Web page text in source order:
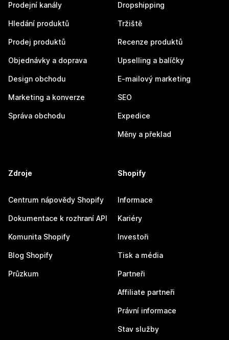
Prodejní kanály
Hledání produktů
Prodej produktů
Objednávky a doprava
Design obchodu
Marketing a konverze
Správa obchodu
Dropshipping
Tržiště
Recenze produktů
Upselling a balíčky
E-mailový marketing
SEO
Expedice
Měny a překlad
Zdroje
Centrum nápovědy Shopify
Dokumentace k rozhraní API
Komunita Shopify
Blog Shopify
Průzkum
Shopify
Informace
Kariéry
Investoři
Tisk a média
Partneři
Affiliate partneři
Právní informace
Stav služby